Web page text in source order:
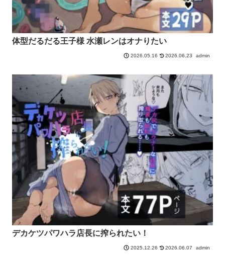
体型だるだる王子様 水瀬レンはオナりたい
2026.05.16 2026.06.23 admin
デカケツパワハラ店長に搾られたい！
2025.12.26 2026.06.07 admin